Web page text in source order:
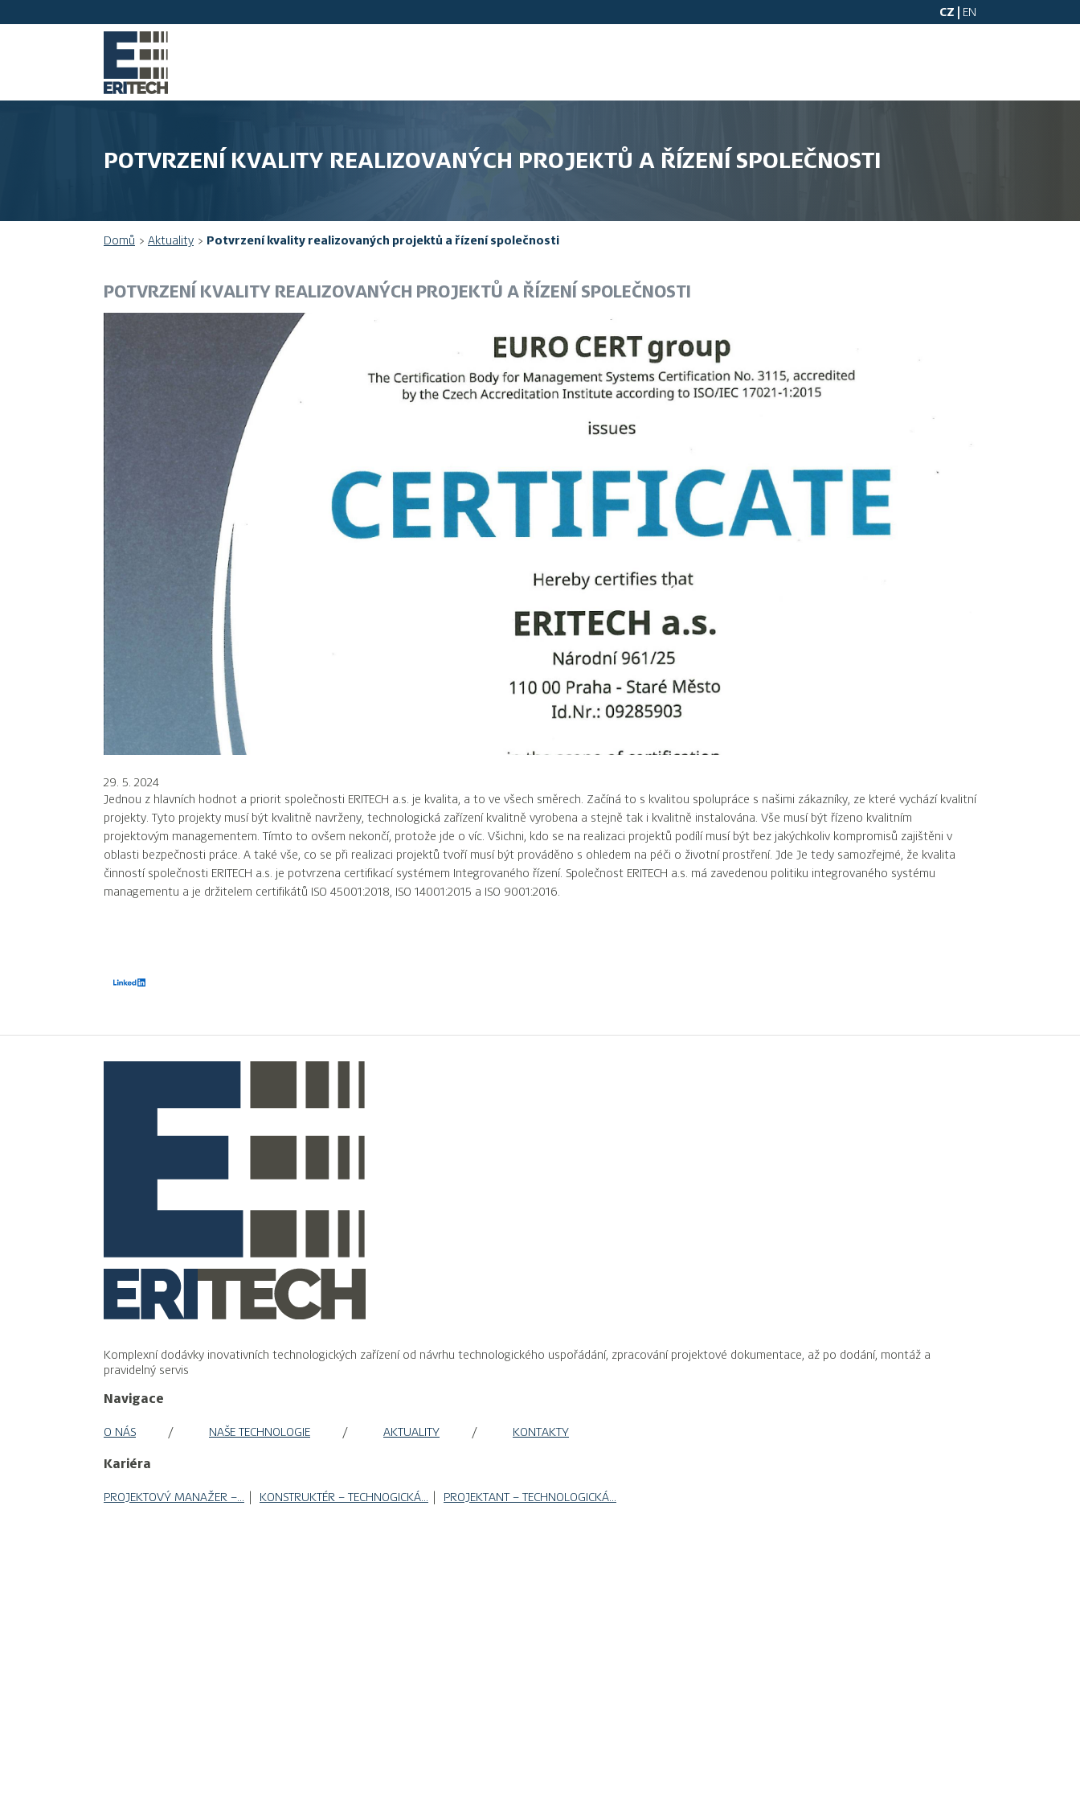
CZ | EN
POTVRZENÍ KVALITY REALIZOVANÝCH PROJEKTŮ A ŘÍZENÍ SPOLEČNOSTI
Domů Aktuality Potvrzení kvality realizovaných projektů a řízení společnosti
POTVRZENÍ KVALITY REALIZOVANÝCH PROJEKTŮ A ŘÍZENÍ SPOLEČNOSTI
29. 5. 2024
Jednou z hlavních hodnot a priorit společnosti ERITECH a.s. je kvalita, a to ve všech směrech. Začíná to s kvalitou spolupráce s našimi zákazníky, ze které vychází kvalitní
projekty. Tyto projekty musí být kvalitně navrženy, technologická zařízení kvalitně vyrobena a stejně tak i kvalitně instalována. Vše musí být řízeno kvalitním
projektovým managementem. Tímto to ovšem nekončí, protože jde o víc. Všichni, kdo se na realizaci projektů podílí musí být bez jakýchkoliv kompromisů zajištěni v
oblasti bezpečnosti práce. A také vše, co se při realizaci projektů tvoří musí být prováděno s ohledem na péči o životní prostření. Jde Je tedy samozřejmé, že kvalita
činností společnosti ERITECH a.s. je potvrzena certifikací systémem Integrovaného řízení. Společnost ERITECH a.s. má zavedenou politiku integrovaného systému
managementu a je držitelem certifikátů ISO 45001:2018, ISO 14001:2015 a ISO 9001:2016.
Komplexní dodávky inovativních technologických zařízení od návrhu technologického uspořádání, zpracování projektové dokumentace, až po dodání, montáž a
pravidelný servis
Navigace
O NÁS NAŠE TECHNOLOGIE AKTUALITY KONTAKTY
Kariéra
PROJEKTOVÝ MANAŽER –… KONSTRUKTÉR – TECHNOGICKÁ… PROJEKTANT – TECHNOLOGICKÁ…